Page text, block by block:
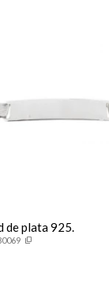
de plata 925.